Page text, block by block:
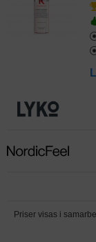
Priser visas i